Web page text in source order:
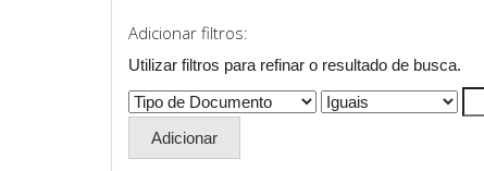
Adicionar filtros:
Utilizar filtros para refinar o resultado de busca.